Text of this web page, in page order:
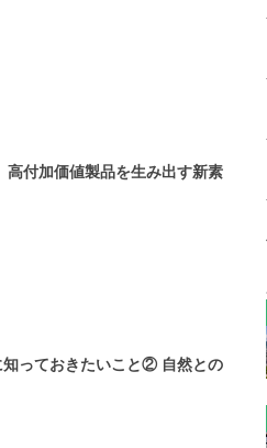
高付加価値製品を生み出す新素
っておきたいこと② 自然との